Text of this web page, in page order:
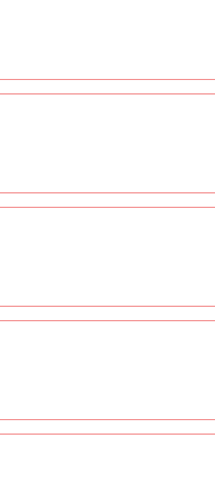
有版本，兼容主流框架如
加密金币？
体安排如下：